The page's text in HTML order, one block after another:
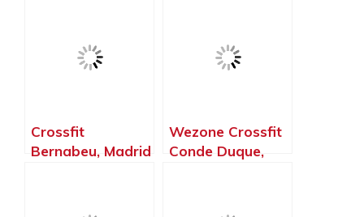
Crossfit
Bernabeu, Madrid
Wezone Crossfit
Conde Duque,